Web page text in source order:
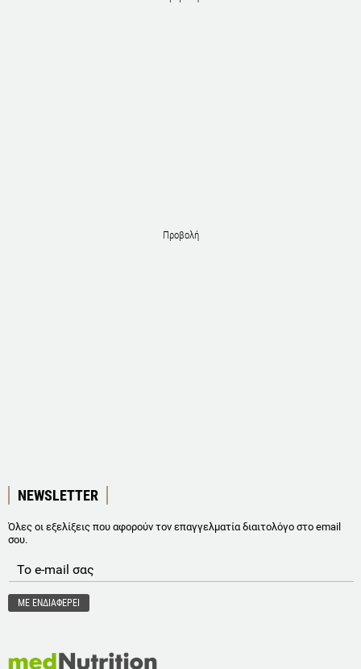
Προβολή
NEWSLETTER
Όλες οι εξελίξεις που αφορούν τον επαγγελματία διαιτολόγο στο email
σου.